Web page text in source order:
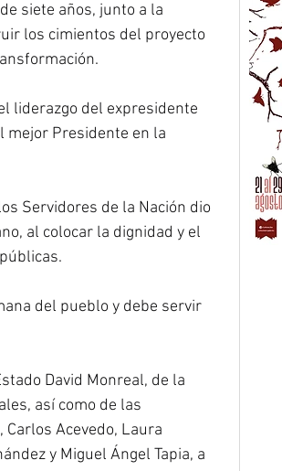
siete años, junto a la
los cimientos del proyecto
liderazgo del expresidente
mejor Presidente en la
Servidores de la Nación dio
al colocar la dignidad y el
del pueblo y debe servir
David Monreal, de la
así como de las
Acevedo, Laura
y Miguel Ángel Tapia, a